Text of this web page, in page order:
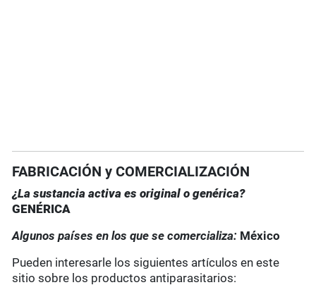
FABRICACIÓN y COMERCIALIZACIÓN
¿La sustancia activa es original o genérica?
GENÉRICA
Algunos países en los que se comercializa: México
Pueden interesarle los siguientes artículos en este
sitio sobre los productos antiparasitarios: